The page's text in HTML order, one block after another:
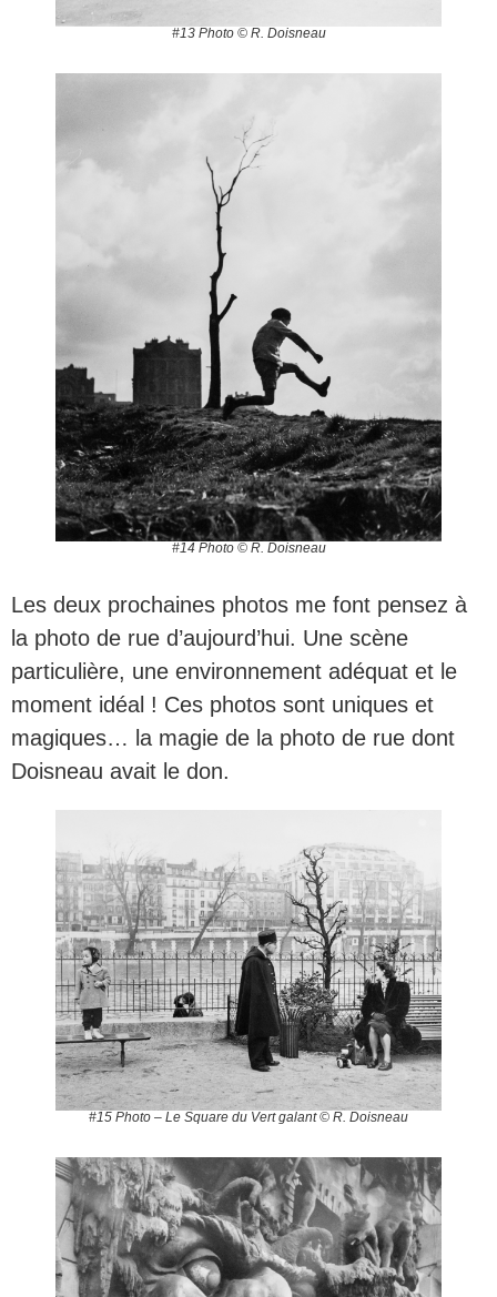
#13 Photo © R. Doisneau
#14 Photo © R. Doisneau
Les deux prochaines photos me font pensez à
la photo de rue d’aujourd’hui. Une scène
particulière, une environnement adéquat et le
moment idéal ! Ces photos sont uniques et
magiques… la magie de la photo de rue dont
Doisneau avait le don.
#15 Photo – Le Square du Vert galant © R. Doisneau